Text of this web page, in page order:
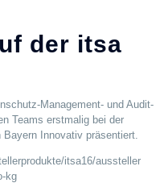
der itsa
Management- und Audit-
Teams erstmalig bei der
Innovativ präsentiert.
llerprodukte/itsa16/aussteller
kg